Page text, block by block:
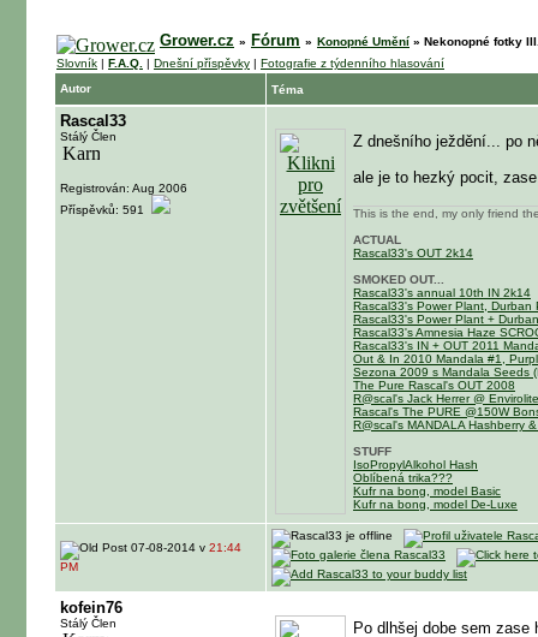
Grower.cz » Fórum » Konopné Umění » Nekonopné fotky
Slovník | F.A.Q. | Dnešní příspěvky | Fotografie z týdenního hlasování
Autor
Téma
Rascal33
Stálý Člen
Registrován: Aug 2006
Příspěvků: 591
Z dnešního ježdění... po
ale je to hezký pocit,
This is the end, my only friend
ACTUAL
Rascal33's OUT 2k14
SMOKED OUT...
Rascal33's annual 10th IN 2k14
Rascal33's Power Plant, Durban
Rascal33's Power Plant +
Rascal33's Amnesia Haze
Rascal33's IN + OUT 2011
Out & In 2010 Mandala #1,
Sezona 2009 s Mandala Seeds
The Pure Rascal's OUT 2008
R@scal's Jack Herrer @
Rascal's The PURE @150W
R@scal's MANDALA Hashberry
STUFF
IsoPropylAlkohol Hash
Oblíbená trika???
Kufr na bong, model Basic
Kufr na bong, model De-Luxe
07-08-2014 v 21:44
PM
kofein76
Stálý Člen Po dlhšej dobe sem